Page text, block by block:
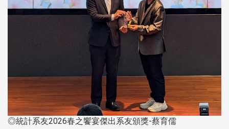
◎統計系友2026春之饗宴傑出系友頒獎-蔡育儒